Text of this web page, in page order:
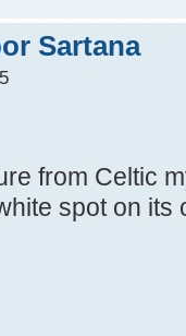
Sartana
from Celtic
spot on its